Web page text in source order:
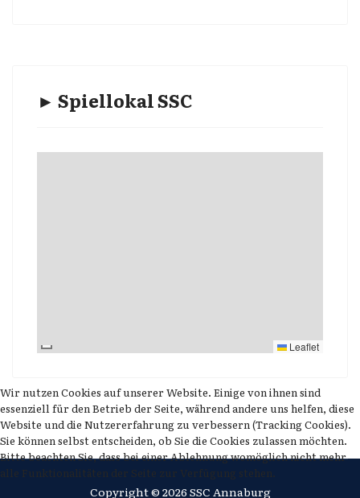
► Spiellokal SSC
Leaflet
Copyright © 2026 SSC Annaburg
Wir nutzen Cookies auf unserer Website. Einige von ihnen sind
essenziell für den Betrieb der Seite, während andere uns helfen, diese
Website und die Nutzererfahrung zu verbessern (Tracking Cookies).
Sie können selbst entscheiden, ob Sie die Cookies zulassen möchten.
Bitte beachten Sie, dass bei einer Ablehnung womöglich nicht mehr
alle Funktionalitäten der Seite zur Verfügung stehen.